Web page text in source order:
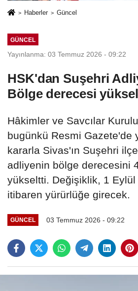
Haberler Güncel
GÜNCEL
Yayınlanma: 03 Temmuz 2026 - 09:22
HSK'dan Suşehri
Bölge derecesi
Hâkimler ve Savcılar
bugünkü Resmi Gazete'de
kararla Sivas'ın Suşehri
adliyenin bölge derecesini
yükseltti. Değişiklik, 1
itibaren yürürlüğe girecek.
GÜNCEL 03 Temmuz 2026 - 09:22